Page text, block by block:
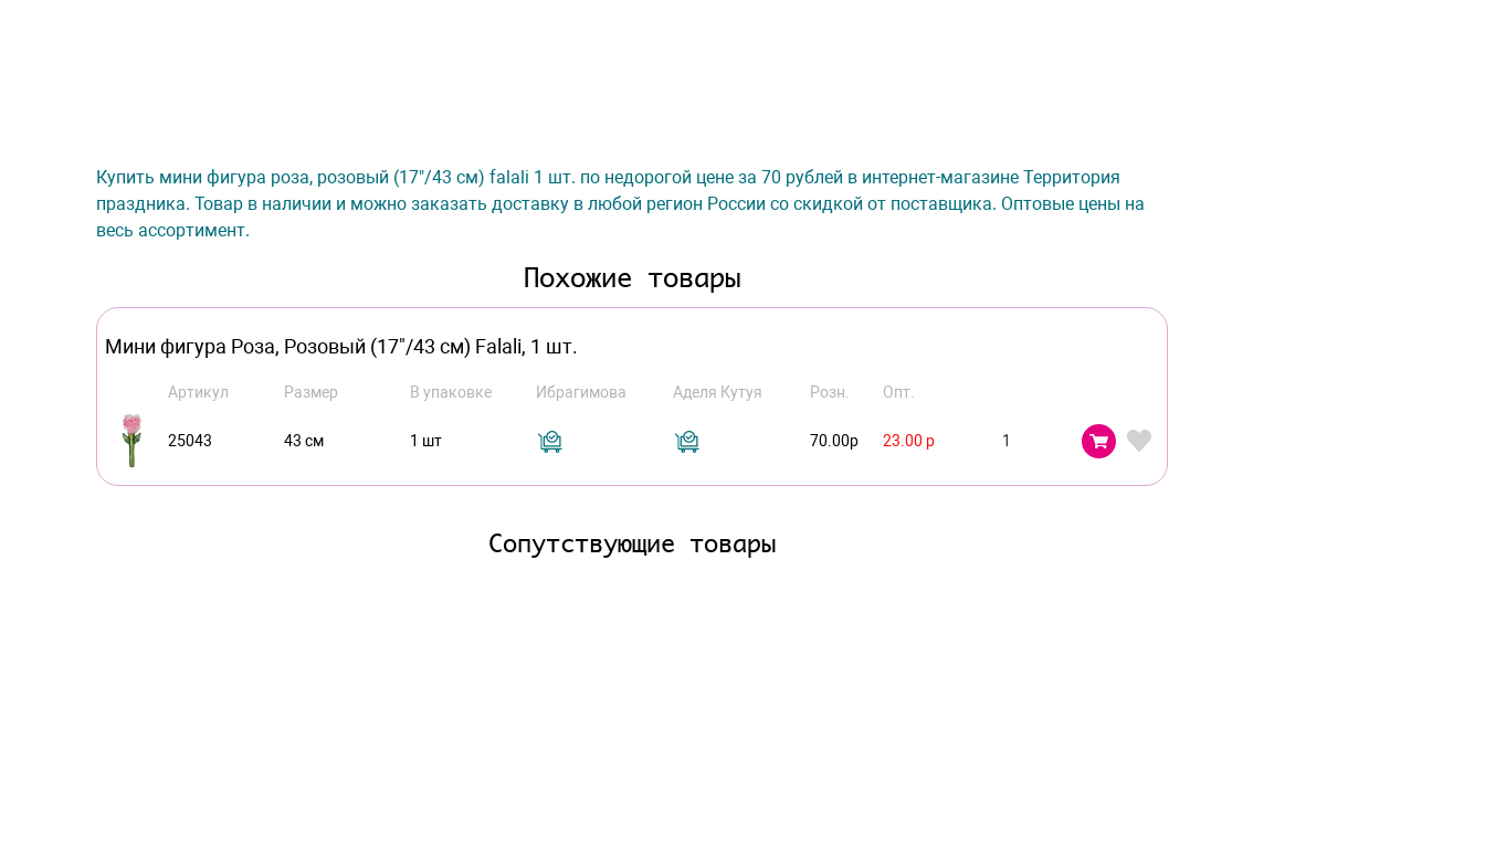
Купить мини фигура роза, розовый (17"/43 см) falali 1 шт. по недорогой цене за 70 рублей в интернет-магазине Территория
праздника. Товар в наличии и можно заказать доставку в любой регион России со скидкой от поставщика. Оптовые цены на
весь ассортимент.
Похожие товары
Мини фигура Роза, Розовый (17"/43 см) Falali, 1 шт.
Артикул Размер В упаковке Ибрагимова Аделя Кутуя Розн. Опт.
25043 43 см 1 шт 70.00р 23.00 р
Сопутствующие товары